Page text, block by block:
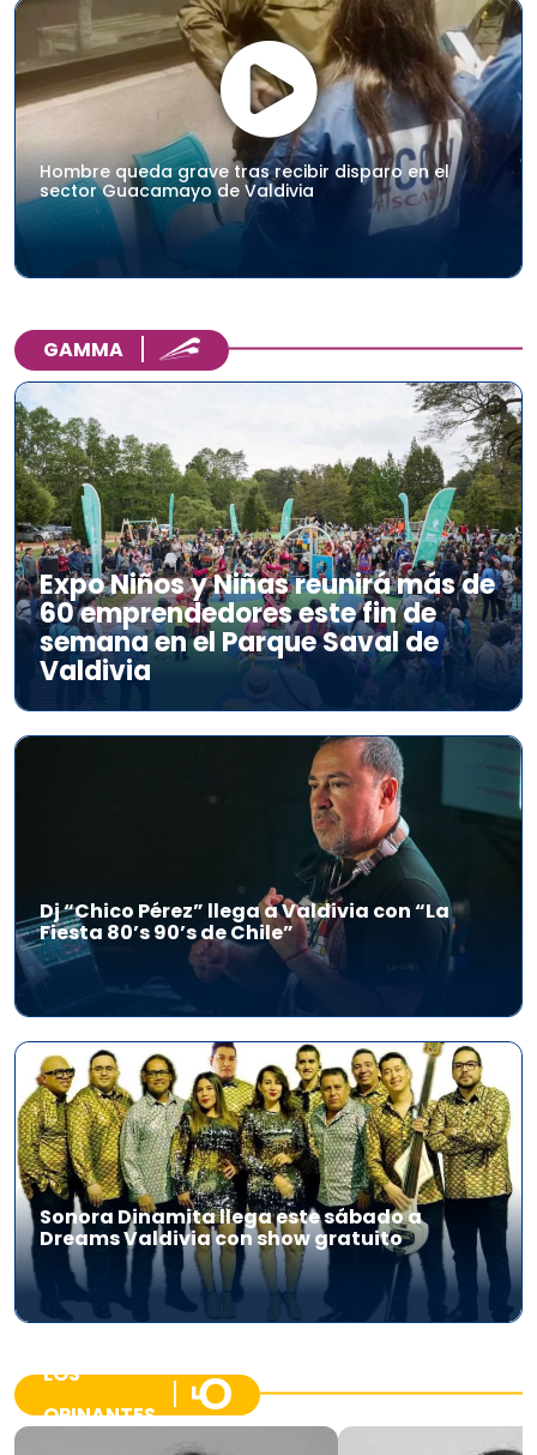
Hombre queda grave tras recibir disparo en el
sector Guacamayo de Valdivia
GAMMA
Expo Niños y Niñas reunirá más de
60 emprendedores este fin de
semana en el Parque Saval de
Valdivia
Dj “Chico Pérez” llega a Valdivia con “La
Fiesta 80’s 90’s de Chile”
Sonora Dinamita llega este sábado a
Dreams Valdivia con show gratuito
LOS
OPINANTES